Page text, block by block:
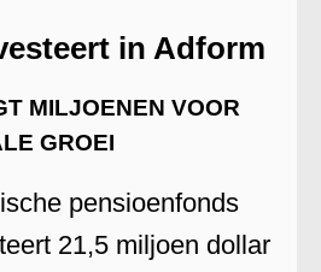
in Adform
MILJOENEN VOOR
GROEI
pensioenfonds
21,5 miljoen dollar